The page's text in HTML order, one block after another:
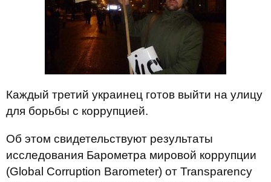
Каждый третий украинец готов выйти на улицу
для борьбы с коррупцией.
Об этом свидетельствуют результаты
исследования Барометра мировой коррупции
(Global Corruption Barometer) от Transparency